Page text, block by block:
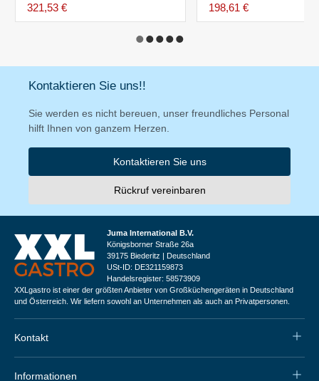
321,53 € 198,61 €
Kontaktieren Sie uns!!
Sie werden es nicht bereuen, unser freundliches Personal
hilft Ihnen von ganzem Herzen.
Kontaktieren Sie uns
Rückruf vereinbaren
Juma International B.V.
Königsborner Straße 26a
39175 Biederitz | Deutschland
USt-ID: DE321159873
Handelsregister: 58573909
XXLgastro ist einer der größten Anbieter von Großküchengeräten in Deutschland
und Österreich. Wir liefern sowohl an Unternehmen als auch an Privatpersonen.
Kontakt
Informationen